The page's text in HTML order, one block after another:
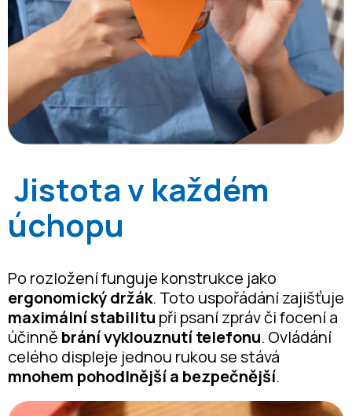
Jistota v každém
úchopu
Po rozložení funguje konstrukce jako
ergonomický držák. Toto uspořádání zajišťuje
maximální stabilitu při psaní zpráv či focení a
účinně brání vyklouznutí telefonu. Ovládání
celého displeje jednou rukou se stává
mnohem pohodlnější a bezpečnější.